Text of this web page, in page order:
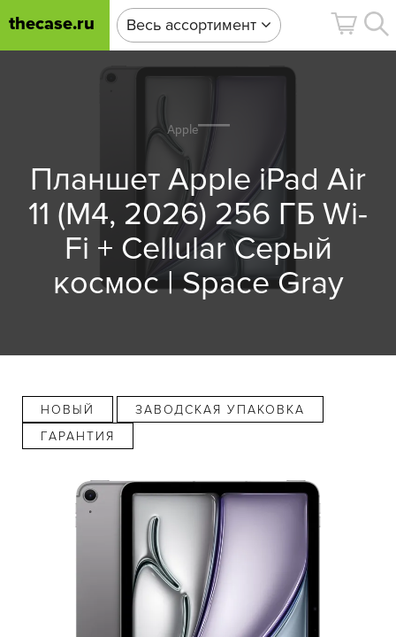
thecase.ru Весь ассортимент
Apple
Планшет Apple iPad Air
11 (M4, 2026) 256 ГБ Wi-
Fi + Cellular Серый
космос | Space Gray
НОВЫЙ
ЗАВОДСКАЯ УПАКОВКА
ГАРАНТИЯ